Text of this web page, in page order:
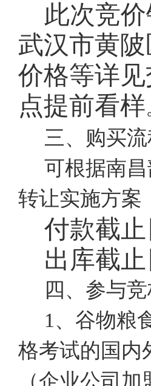
此次竞价
武汉市黄
价格等详
点提前看样
三、购买
可根据南
转让实施方案
付款截
出库截
四、参与
1、谷物粮
格考试的国内
（企业公司加